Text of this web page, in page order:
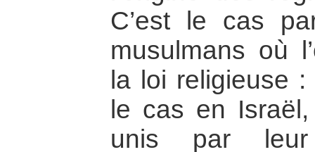
C’est le cas
musulmans où
la loi religieuse :
le cas en
unis par leur